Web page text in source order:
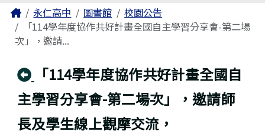
主內容區域
Home永仁高中 圖書館
校園公告
「114學年度協作共好計畫全國自主學習分享會-第二場
次」，邀請...
回上頁
「114學年度協作共好計畫全國自
主學習分享會-第二場次」，邀請師
長及學生線上觀摩交流，
頁尾區域